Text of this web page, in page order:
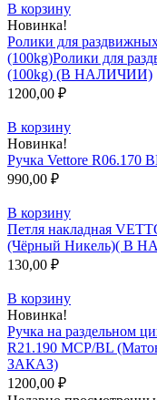
В корзину
Новинка!
Ролики для
(100kg)Ролики для
(100kg) (В НАЛИЧИИ)
1200,00 ₽
В корзину
Новинка!
Ручка Vettore R06.170
990,00 ₽
В корзину
Петля накладная
(Чёрный Никель)( В
130,00 ₽
В корзину
Новинка!
Ручка на раздельном
R21.190 MCP/BL
ЗАКАЗ)
1200,00 ₽